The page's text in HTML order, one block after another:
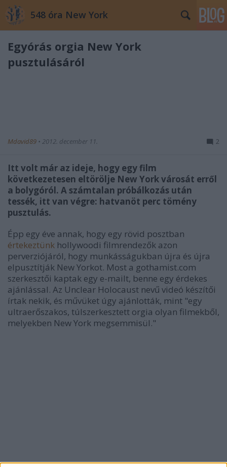
548 óra New York
Egyórás orgia New York
pusztulásáról
Mdavid89 • 2012. december 11. 2
Itt volt már az ideje, hogy egy film
következetesen eltörölje New York városát erről
a bolygóról. A számtalan próbálkozás után
tessék, itt van végre: hatvanöt perc tömény
pusztulás.
Épp egy éve annak, hogy egy rövid posztban
értekeztünk hollywoodi filmrendezők azon
perverziójáról, hogy munkásságukban újra és újra
elpusztítják New Yorkot. Most a gothamist.com
szerkesztői kaptak egy e-mailt, benne egy érdekes
ajánlással. Az Unclear Holocaust nevű videó készítői
írtak nekik, és művüket úgy ajánlották, mint "egy
ultraerőszakos, túlszerkesztett orgia olyan filmekből,
melyekben New York megsemmisül."